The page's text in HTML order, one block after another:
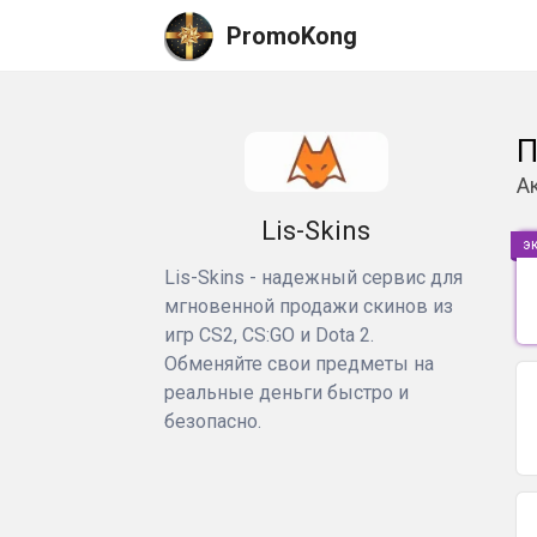
PromoKong
Lis-Skins
Lis-Skins - надежный сервис для
мгновенной продажи скинов из
игр CS2, CS:GO и Dota 2.
Обменяйте свои предметы на
реальные деньги быстро и
безопасно.